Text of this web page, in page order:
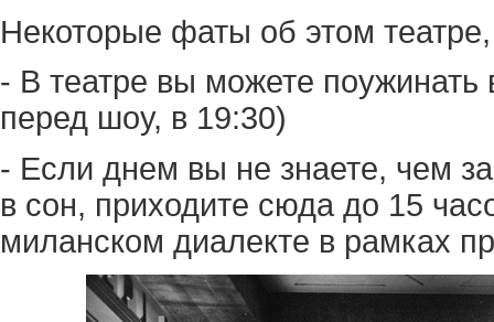
Некоторые фаты об этом
- В театре вы можете поужинать
перед шоу, в 19:30)
- Если днем ​​вы не знаете, чем
в сон, приходите сюда до 15
миланском диалекте в рамках